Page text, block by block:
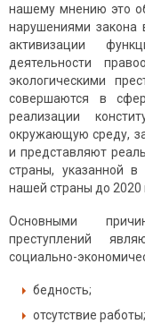
нашему мнению это
нарушениями закона
активизации
деятельности
экологическими
совершаются в
реализации
окружающую среду,
и представляют
страны, указанной в
нашей страны до 2020
Основными
преступлений
социально-
бедность;
отсутствие работы;